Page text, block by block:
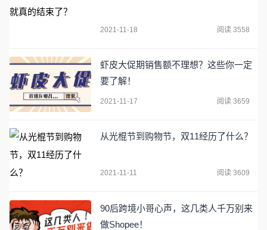
2021-11-18 阅读 3558
虾皮大促期销售额不理想？这些你一定
要了解！
2021-11-17 阅读 3659
从光棍节到购物节，双11经历了什么？
2021-11-11 阅读 3609
90后跨境小哥心声，这几类人千万别来
做Shopee！